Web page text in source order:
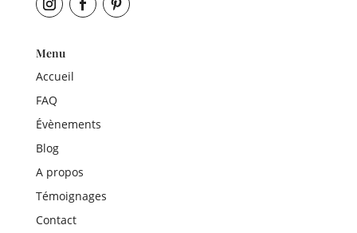
Menu
Accueil
FAQ
Évènements
Blog
A propos
Témoignages
Contact